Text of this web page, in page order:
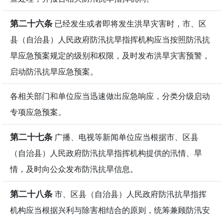
第二十六条 已经发生或者即将发生洪旱灾害时，市、区
县（自治县）人民政府防汛抗旱指挥机构应当按照防汛抗
旱应急预案规定的级别和权限，及时发布洪旱灾害预警，
启动防汛抗旱应急预案。
各相关部门和单位应当迅速做出应急响应，分类分级启动
专项应急预案。
第二十七条 广播、电视等新闻单位应当根据市、区县
（自治县）人民政府防汛抗旱指挥机构提供的汛情、旱
情，及时向公众发布防汛抗旱信息。
第二十八条市、区县（自治县）人民政府防汛抗旱指挥
机构应当根据兴利与除害相结合的原则，统筹兼顾防汛安